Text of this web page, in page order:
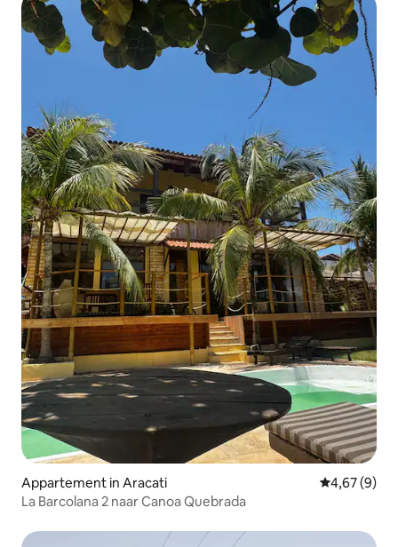
Appartement in Aracati Gemiddelde
4,67 (9)
La Barcolana 2 naar Canoa Quebrada